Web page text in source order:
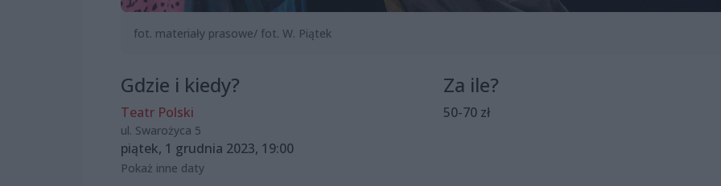
fot. materiały prasowe/ fot. W. Piątek
Gdzie i kiedy?
Teatr Polski
ul. Swarożyca 5
piątek, 1 grudnia 2023, 19:00
Za ile?
50-70 zł
Pokaż inne daty